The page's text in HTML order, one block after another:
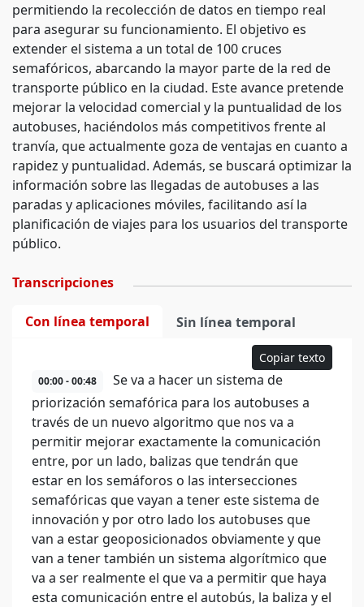
permitiendo la recolección de datos en tiempo real
para asegurar su funcionamiento. El objetivo es
extender el sistema a un total de 100 cruces
semafóricos, abarcando la mayor parte de la red de
transporte público en la ciudad. Este avance pretende
mejorar la velocidad comercial y la puntualidad de los
autobuses, haciéndolos más competitivos frente al
tranvía, que actualmente goza de ventajas en cuanto a
rapidez y puntualidad. Además, se buscará optimizar la
información sobre las llegadas de autobuses a las
paradas y aplicaciones móviles, facilitando así la
planificación de viajes para los usuarios del transporte
público.
Transcripciones
Con línea temporal Sin línea temporal
Copiar texto
00:00 - 00:48
Se va a hacer un sistema de
priorización semafórica para los autobuses a
través de un nuevo algoritmo que nos va a
permitir mejorar exactamente la comunicación
entre, por un lado, balizas que tendrán que
estar en los semáforos o las intersecciones
semafóricas que vayan a tener este sistema de
innovación y por otro lado los autobuses que
van a estar geoposicionados obviamente y que
van a tener también un sistema algorítmico que
va a ser realmente el que va a permitir que haya
esta comunicación entre el autobús, la baliza y el